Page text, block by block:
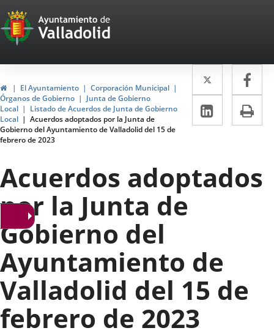
Portal
Web
del
Ayuntamiento
de
Valladolid
InicioEl Ayuntamiento
Corporación Municipal
Órganos de Gobierno
Junta de Gobierno
Local
Listado de Acuerdos de Junta de Gobierno
Local
Acuerdos adoptados por la Junta de
Gobierno del Ayuntamiento de Valladolid del 15 de
febrero de 2023
Twitter
Enlace
a
una
a
LinkedIn
Enlace
a
externa.
Acuerdos adoptados
por la Junta de
Gobierno del
Ayuntamiento de
Valladolid del 15 de
febrero de 2023